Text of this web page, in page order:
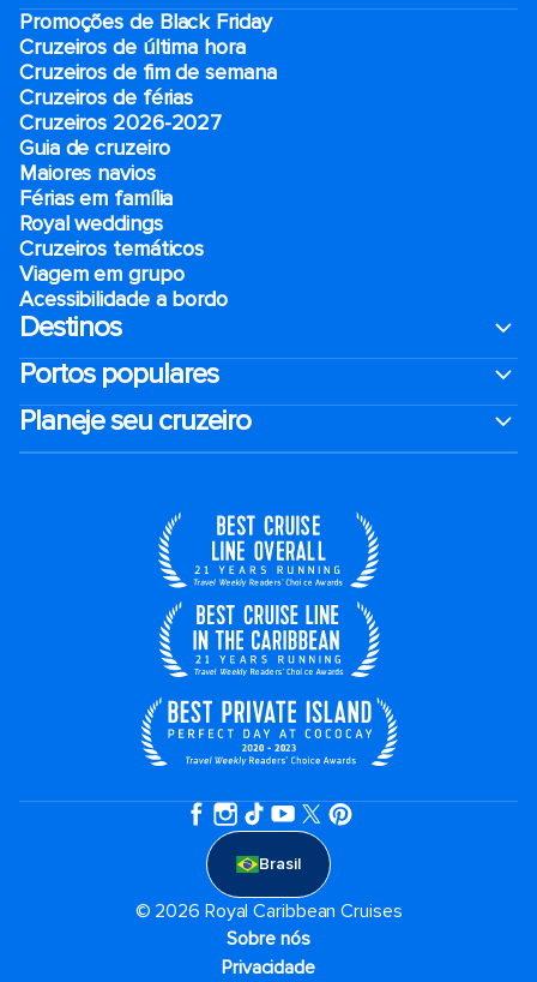
Promoções de Black Friday
Cruzeiros de última hora
Cruzeiros de fim de semana
Cruzeiros de férias
Cruzeiros 2026-2027
Guia de cruzeiro
Maiores navios
Férias em família
Royal weddings
Cruzeiros temáticos
Viagem em grupo
Acessibilidade a bordo
Destinos
Portos populares
Planeje seu cruzeiro
Brasil
© 2026 Royal Caribbean Cruises
Sobre nós
Privacidade